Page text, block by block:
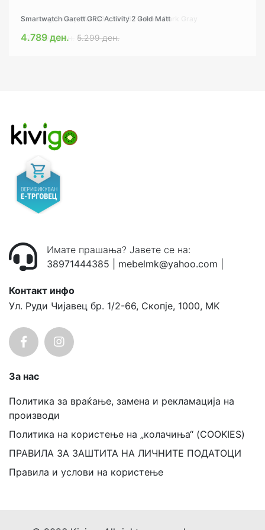
Smartwatch Garett GRC Activity 2 Gold Matt
4.789 ден. 5.299 ден.
Samsung Galaxy Watch8 L330 BT 44mm Dark Gray
24.999 ден.
Имате прашања? Јавете се на:
38971444385
mebelmk@yahoo.com
Контакт инфо
Ул. Руди Чијавец бр. 1/2-66, Скопје, 1000, MK
За нас
Политика за враќање, замена и рекламација на
производи
Политика на користење на „колачиња“ (COOKIES)
ПРАВИЛА ЗА ЗАШТИТА НА ЛИЧНИТЕ ПОДАТОЦИ
Правила и услови на користење